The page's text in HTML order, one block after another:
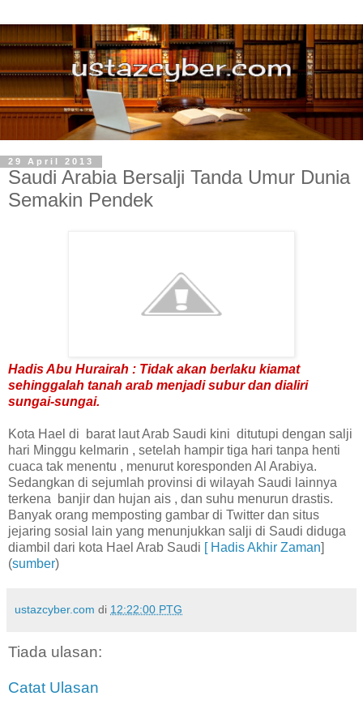
29 April 2013
Saudi Arabia Bersalji Tanda Umur Dunia
Semakin Pendek
Hadis Abu Hurairah : Tidak akan berlaku kiamat
sehinggalah tanah arab menjadi subur dan dialiri
sungai-sungai.
Kota Hael di barat laut Arab Saudi kini ditutupi dengan salji
hari Minggu kelmarin , setelah hampir tiga hari tanpa henti
cuaca tak menentu , menurut koresponden Al Arabiya.
Sedangkan di sejumlah provinsi di wilayah Saudi lainnya
terkena banjir dan hujan ais , dan suhu menurun drastis.
Banyak orang memposting gambar di Twitter dan situs
jejaring sosial lain yang menunjukkan salji di Saudi diduga
diambil dari kota Hael Arab Saudi [ Hadis Akhir Zaman]
(sumber)
ustazcyber.com di 12:22:00 PTG
Tiada ulasan:
Catat Ulasan